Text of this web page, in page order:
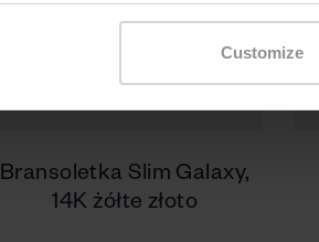
Customize
Bransoletka Slim Galaxy,
14K żółte złoto